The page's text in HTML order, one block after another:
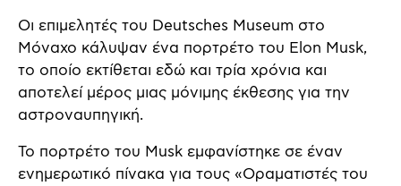
Οι επιμελητές του Deutsches Museum στο
Μόναχο κάλυψαν ένα πορτρέτο του Elon Musk,
το οποίο εκτίθεται εδώ και τρία χρόνια και
αποτελεί μέρος μιας μόνιμης έκθεσης για την
αστροναυπηγική.
Το πορτρέτο του Musk εμφανίστηκε σε έναν
ενημερωτικό πίνακα για τους «Οραματιστές του